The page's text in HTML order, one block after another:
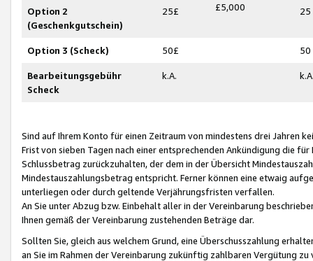
Option 2
(Geschenkgutschein)
25£ £5,000 25
Option 3 (Scheck) 50£ 50
Bearbeitungsgebühr
Scheck
k.A.
Sind auf Ihrem Konto für einen Zeitraum von mindestens drei Jahren
Frist von sieben Tagen nach einer entsprechenden Ankündigung die
Schlussbetrag zurückzuhalten, der dem in der Übersicht
Mindestauszahlungsbetrag entspricht. Ferner können eine etwaig
unterliegen oder durch geltende Verjährungsfristen verfallen.
An Sie unter Abzug bzw. Einbehalt aller in der Vereinbarung
Ihnen gemäß der Vereinbarung zustehenden Beträge dar.
Sollten Sie, gleich aus welchem Grund, eine Überschusszahlung
an Sie im Rahmen der Vereinbarung zukünftig zahlbaren Vergütung zu